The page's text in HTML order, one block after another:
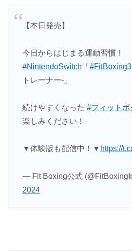
【本日発売】
今日からはじまる運動習慣！
#NintendoSwitch 「 #FitBoxing3
トレーナー‐」
続けやすくなった #フィットボ
楽しみください！
▼体験版も配信中！▼ https://
— Fit Boxing公式
2024